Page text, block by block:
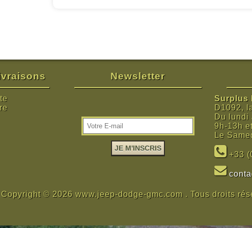
Newsletter
Surplus
D1092,
Du lundi
9h-13h
Le
+33
Copyright © 2026 www.jeep-dodge-gmc.com . Tous droits